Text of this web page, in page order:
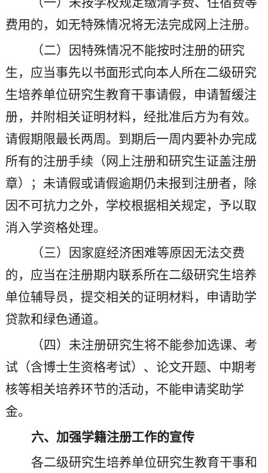
费用的，如无特殊情况将无法完成网上注册。
（二）因特殊情况不能按时注册的研究
生，应当事先以书面形式向本人所在二级研究
生培养单位研究生教育干事请假，申请暂缓注
册，并附相关证明材料，经批准后方为有效。
请假期限最长两周。到期后一周内要补办完成
所有的注册手续（网上注册和研究生证盖注册
章）；未请假或请假逾期仍未报到注册者，除
因不可抗力之外，学校根据相关规定，予以取
消入学资格处理。
（三）因家庭经济困难等原因无法交费
的，应当在注册期内联系所在二级研究生培养
单位辅导员，提交相关的证明材料，申请助学
贷款和绿色通道。
（四）未注册研究生将不能参加选课、考
试（含博士生资格考试）、论文开题、中期考
核等相关培养环节的活动，不能申请奖助学
金。
六、加强学籍注册工作的宣传
各二级研究生培养单位研究生教育干事和